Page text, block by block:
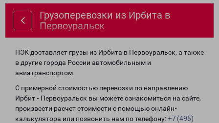
Грузоперевозки из Ирбита в
Первоуральск
ПЭК доставляет грузы из Ирбита в Первоуральск, а также
в другие города России автомобильным и
авиатранспортом.
С примерной стоимостью перевозки по направлению
Ирбит - Первоуральск вы можете ознакомиться на сайте,
произвести расчет стоимости с помощью онлайн-
калькулятора или позвонить нам по телефону: +7 (495)